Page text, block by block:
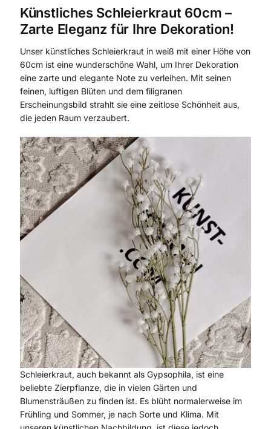
Künstliches Schleierkraut 60cm –
Zarte Eleganz für Ihre Dekoration!
Unser künstliches Schleierkraut in weiß mit einer Höhe von
60cm ist eine wunderschöne Wahl, um Ihrer Dekoration
eine zarte und elegante Note zu verleihen. Mit seinen
feinen, luftigen Blüten und dem filigranen
Erscheinungsbild strahlt sie eine zeitlose Schönheit aus,
die jeden Raum verzaubert.
Schleierkraut, auch bekannt als Gypsophila, ist eine
beliebte Zierpflanze, die in vielen Gärten und
Blumensträußen zu finden ist. Es blüht normalerweise im
Frühling und Sommer, je nach Sorte und Klima. Mit